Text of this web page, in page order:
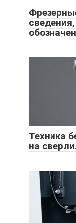
Техника
на